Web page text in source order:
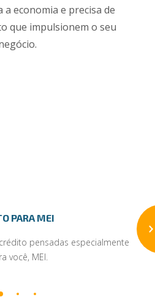
economia e precisa de
que impulsionem o seu
PARA MEI
pensadas especialmente
você, MEI.